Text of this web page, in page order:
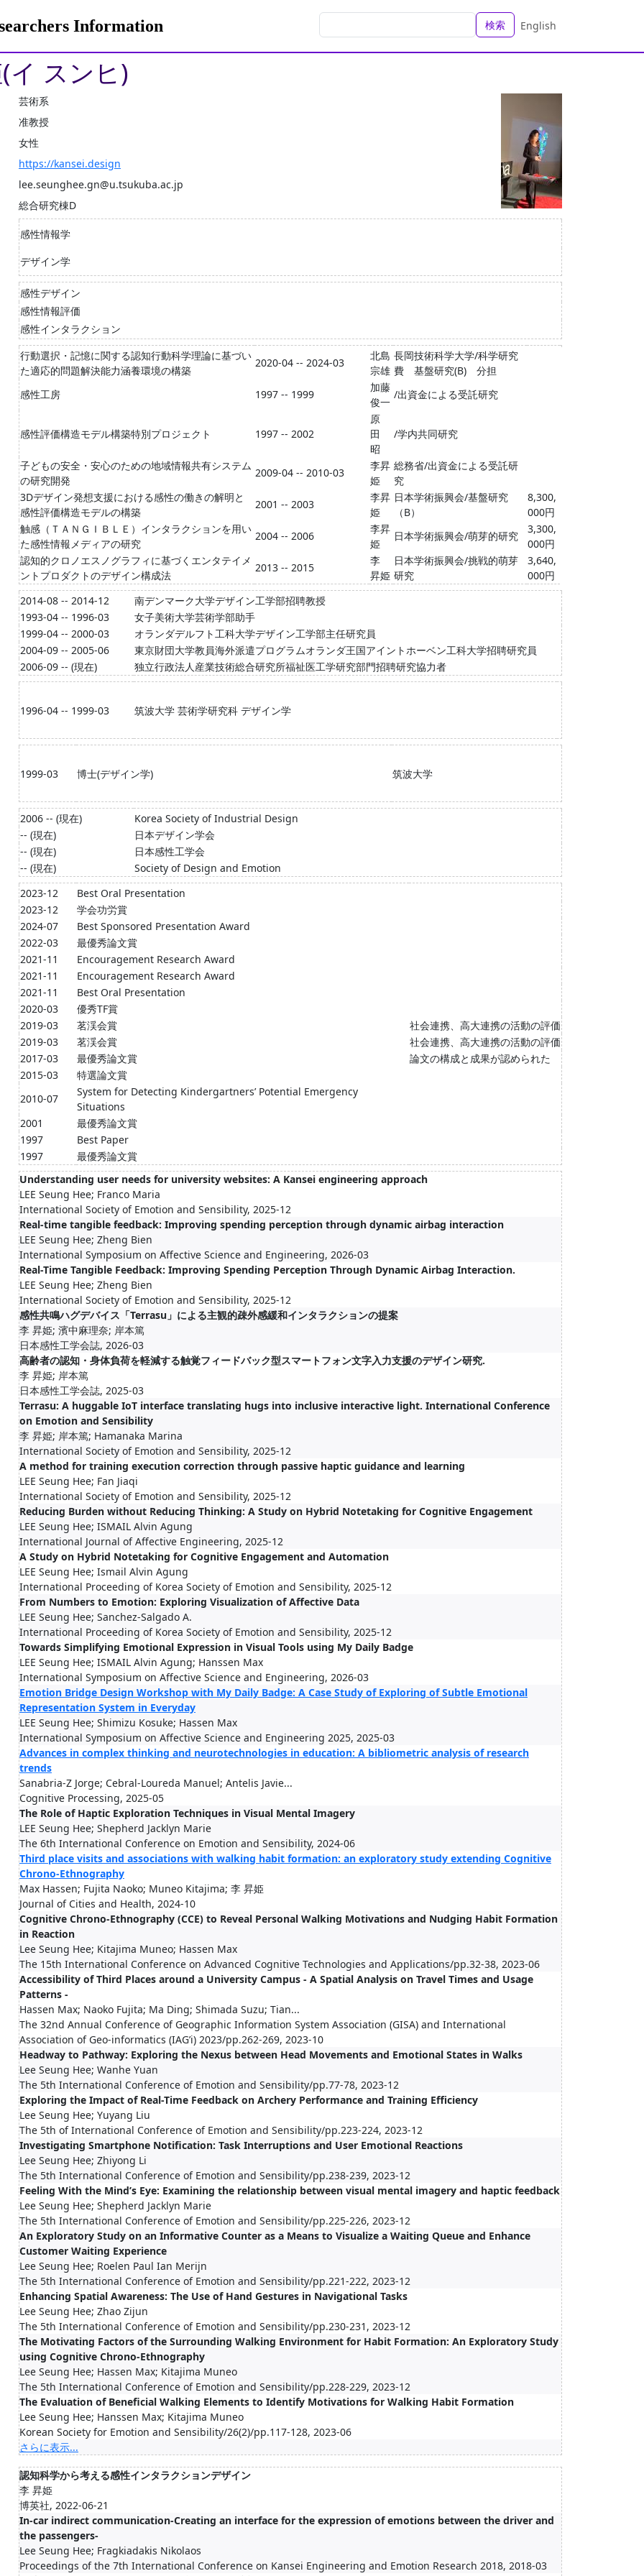
Information 検索 English
イ スンヒ)
芸術系
准教授
女性
https://kansei.design
lee.seunghee.gn@u.tsukuba.ac.jp
総合研究棟D
感性情報学
デザイン学
感性デザイン
感性情報評価
感性インタラクション
行動選択・記憶に関する認知行動科学理論に基づい
た適応的問題解決能力涵養環境の構築
2020-04 -- 2024-03
北島
宗雄
長岡技術科学大学/科学研究
費 基盤研究(B) 分担
感性工房
1997 -- 1999
加藤
俊一
/出資金による受託研究
感性評価構造モデル構築特別プロジェクト 1997 -- 2002
原
田
昭
/学内共同研究
子どもの安全・安心のための地域情報共有システム
の研究開発
2009-04 -- 2010-03
李昇
姫
総務省/出資金による受託研
究
3Dデザイン発想支援における感性の働きの解明と
感性評価構造モデルの構築
2001 -- 2003
李昇
姫
日本学術振興会/基盤研究
（B）
8,300,
000円
触感（ＴＡＮＧＩＢＬＥ）インタラクションを用い
た感性情報メディアの研究
2004 -- 2006
李昇
姫
日本学術振興会/萌芽的研究
3,300,
000円
認知的クロノエスノグラフィに基づくエンタテイメ
ントプロダクトのデザイン構成法
2013 -- 2015
李
昇姫
日本学術振興会/挑戦的萌芽
研究
3,640,
000円
2014-08 -- 2014-12
南デンマーク大学デザイン工学部招聘教授
1993-04 -- 1996-03
女子美術大学芸術学部助手
1999-04 -- 2000-03
オランダデルフト工科大学デザイン工学部主任研究員
2004-09 -- 2005-06
東京財団大学教員海外派遣プログラムオランダ王国アイントホーベン工科大学招聘研究員
2006-09 -- (現在)
独立行政法人産業技術総合研究所福祉医工学研究部門招聘研究協力者
1996-04 -- 1999-03 筑波大学 芸術学研究科 デザイン学
1999-03 博士(デザイン学) 筑波大学
2006 -- (現在)
Korea Society of Industrial Design
-- (現在)
日本デザイン学会
-- (現在)
日本感性工学会
-- (現在)
Society of Design and Emotion
2023-12
Best Oral Presentation
2023-12
学会功労賞
2024-07
Best Sponsored Presentation Award
2022-03
最優秀論文賞
2021-11
Encouragement Research Award
2021-11
Encouragement Research Award
2021-11
Best Oral Presentation
2020-03
優秀TF賞
2019-03
茗渓会賞
社会連携、高大連携の活動の評価
2019-03
茗渓会賞
社会連携、高大連携の活動の評価
2017-03
最優秀論文賞
論文の構成と成果が認められた
2015-03
特選論文賞
2010-07
System for Detecting Kindergartners’ Potential Emergency
Situations
2001
最優秀論文賞
1997
Best Paper
1997
最優秀論文賞
Understanding user needs for university websites: A Kansei engineering approach
LEE Seung Hee; Franco Maria
International Society of Emotion and Sensibility, 2025-12
Real-time tangible feedback: Improving spending perception through dynamic airbag interaction
LEE Seung Hee; Zheng Bien
International Symposium on Affective Science and Engineering, 2026-03
Real-Time Tangible Feedback: Improving Spending Perception Through Dynamic Airbag Interaction.
LEE Seung Hee; Zheng Bien
International Society of Emotion and Sensibility, 2025-12
感性共鳴ハグデバイス「Terrasu」による主観的疎外感緩和インタラクションの提案
李 昇姫; 濱中麻理奈; 岸本篤
日本感性工学会誌, 2026-03
高齢者の認知・身体負荷を軽減する触覚フィードバック型スマートフォン文字入力支援のデザイン研究.
李 昇姫; 岸本篤
日本感性工学会誌, 2025-03
Terrasu: A huggable IoT interface translating hugs into inclusive interactive light. International Conference
on Emotion and Sensibility
李 昇姫; 岸本篤; Hamanaka Marina
International Society of Emotion and Sensibility, 2025-12
A method for training execution correction through passive haptic guidance and learning
LEE Seung Hee; Fan Jiaqi
International Society of Emotion and Sensibility, 2025-12
Reducing Burden without Reducing Thinking: A Study on Hybrid Notetaking for Cognitive Engagement
LEE Seung Hee; ISMAIL Alvin Agung
International Journal of Affective Engineering, 2025-12
A Study on Hybrid Notetaking for Cognitive Engagement and Automation
LEE Seung Hee; Ismail Alvin Agung
International Proceeding of Korea Society of Emotion and Sensibility, 2025-12
From Numbers to Emotion: Exploring Visualization of Affective Data
LEE Seung Hee; Sanchez-Salgado A.
International Proceeding of Korea Society of Emotion and Sensibility, 2025-12
Towards Simplifying Emotional Expression in Visual Tools using My Daily Badge
LEE Seung Hee; ISMAIL Alvin Agung; Hanssen Max
International Symposium on Affective Science and Engineering, 2026-03
Emotion Bridge Design Workshop with My Daily Badge: A Case Study of Exploring of Subtle Emotional
Representation System in Everyday
LEE Seung Hee; Shimizu Kosuke; Hassen Max
International Symposium on Affective Science and Engineering 2025, 2025-03
Advances in complex thinking and neurotechnologies in education: A bibliometric analysis of research
trends
Sanabria-Z Jorge; Cebral‐Loureda Manuel; Antelis Javie...
Cognitive Processing, 2025-05
The Role of Haptic Exploration Techniques in Visual Mental Imagery
LEE Seung Hee; Shepherd Jacklyn Marie
The 6th International Conference on Emotion and Sensibility, 2024-06
Third place visits and associations with walking habit formation: an exploratory study extending Cognitive
Chrono-Ethnography
Max Hassen; Fujita Naoko; Muneo Kitajima; 李 昇姫
Journal of Cities and Health, 2024-10
Cognitive Chrono-Ethnography (CCE) to Reveal Personal Walking Motivations and Nudging Habit Formation
in Reaction
Lee Seung Hee; Kitajima Muneo; Hassen Max
The 15th International Conference on Advanced Cognitive Technologies and Applications/pp.32-38, 2023-06
Accessibility of Third Places around a University Campus - A Spatial Analysis on Travel Times and Usage
Patterns -
Hassen Max; Naoko Fujita; Ma Ding; Shimada Suzu; Tian...
The 32nd Annual Conference of Geographic Information System Association (GISA) and International
Association of Geo-informatics (IAG’i) 2023/pp.262-269, 2023-10
Headway to Pathway: Exploring the Nexus between Head Movements and Emotional States in Walks
Lee Seung Hee; Wanhe Yuan
The 5th International Conference of Emotion and Sensibility/pp.77-78, 2023-12
Exploring the Impact of Real-Time Feedback on Archery Performance and Training Efficiency
Lee Seung Hee; Yuyang Liu
The 5th of International Conference of Emotion and Sensibility/pp.223-224, 2023-12
Investigating Smartphone Notification: Task Interruptions and User Emotional Reactions
Lee Seung Hee; Zhiyong Li
The 5th International Conference of Emotion and Sensibility/pp.238-239, 2023-12
Feeling With the Mind’s Eye: Examining the relationship between visual mental imagery and haptic feedback
Lee Seung Hee; Shepherd Jacklyn Marie
The 5th International Conference of Emotion and Sensibility/pp.225-226, 2023-12
An Exploratory Study on an Informative Counter as a Means to Visualize a Waiting Queue and Enhance
Customer Waiting Experience
Lee Seung Hee; Roelen Paul Ian Merijn
The 5th International Conference of Emotion and Sensibility/pp.221-222, 2023-12
Enhancing Spatial Awareness: The Use of Hand Gestures in Navigational Tasks
Lee Seung Hee; Zhao Zijun
The 5th International Conference of Emotion and Sensibility/pp.230-231, 2023-12
The Motivating Factors of the Surrounding Walking Environment for Habit Formation: An Exploratory Study
using Cognitive Chrono-Ethnography
Lee Seung Hee; Hassen Max; Kitajima Muneo
The 5th International Conference of Emotion and Sensibility/pp.228-229, 2023-12
The Evaluation of Beneficial Walking Elements to Identify Motivations for Walking Habit Formation
Lee Seung Hee; Hanssen Max; Kitajima Muneo
Korean Society for Emotion and Sensibility/26(2)/pp.117-128, 2023-06
さらに表示...
認知科学から考える感性インタラクションデザイン
李 昇姫
博英社, 2022-06-21
In-car indirect communication-Creating an interface for the expression of emotions between the driver and
the passengers-
Lee Seung Hee; Fragkiadakis Nikolaos
Proceedings of the 7th International Conference on Kansei Engineering and Emotion Research 2018, 2018-03